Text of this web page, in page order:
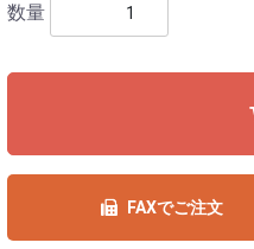
数量
FAXでご注文